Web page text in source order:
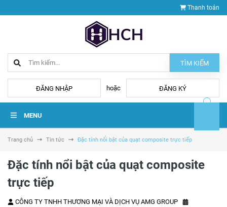
Thanh toán
TÌM KIẾM
ĐĂNG NHẬP hoặc ĐĂNG KÝ
MENU
Trang chủ Tin tức Đặc tính nổi bật của quạt composite trực tiếp
Đặc tính nổi bật của quạt composite
trực tiếp
CÔNG TY TNHH THƯƠNG MẠI VÀ DỊCH VỤ AMG GROUP